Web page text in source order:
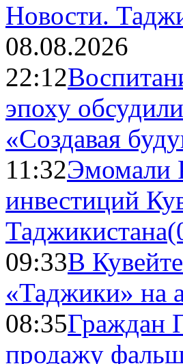
Новости.
08.08.2026
22:12
эпоху
«Создавая
11:32Эмомали
инвестиций
Таджикистана
09:33В
«Таджики» на
08:35Граждан
продажу